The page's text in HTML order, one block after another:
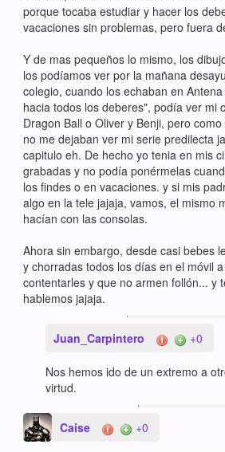
porque tocaba estudiar y hacer los
vacaciones sin problemas, pero fuera
Y de mas pequeños lo mismo, los
los podíamos ver por la mañana
colegio, cuando los echaban en
hacia todos los deberes", podía ver mi
Dragon Ball o Oliver y Benji, pero
no me dejaban ver mi serie predilecta
capitulo eh. De hecho yo tenia en mis
grabadas y no podía ponérmelas
los findes o en vacaciones. y si mis
algo en la tele jajaja, vamos, el mismo
hacían con las consolas.
Ahora sin embargo, desde casi bebes
y chorradas todos los días en el móvil
contentarles y que no armen follón... y
hablemos jajaja.
Juan_Carpintero +0
Nos hemos ido de un extremo a
virtud.
Caise +0